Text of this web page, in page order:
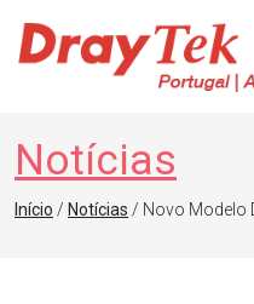
Navegação
Notícias
Início / Notícias / Novo Modelo